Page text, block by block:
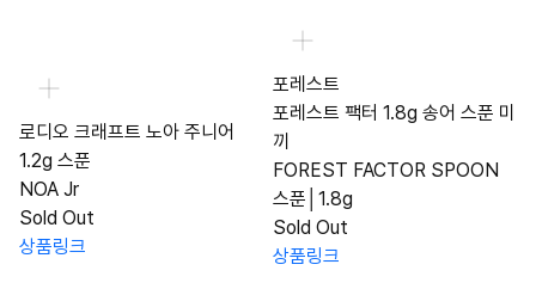
로디오 크래프트 노아 주니어
1.2g 스푼
NOA Jr
Sold Out
상품링크
포레스트
포레스트 팩터 1.8g 송어 스푼 미
끼
FOREST FACTOR SPOON
스푼│1.8g
Sold Out
상품링크